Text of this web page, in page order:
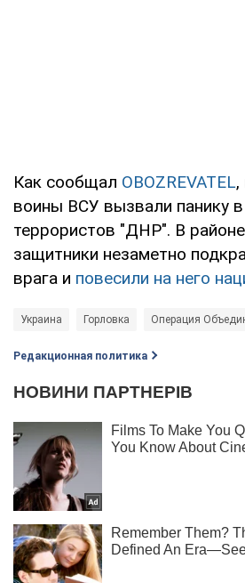
Как сообщал OBOZREVATEL,
воины ВСУ вызвали панику
террористов "ДНР". В
защитники незаметно
врага и повесили на него
Украина Горловка Операция
Редакционная политика